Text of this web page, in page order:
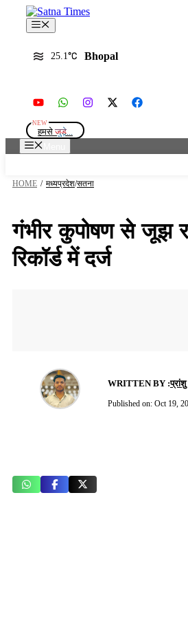
content
Menu
25.1 Bhopal
हमसे जुड़े...
HOME / मध्यप्रदेश/सतना
गंभीर कुपोषण से जूझ
रिकॉर्ड में दर्ज
WRITTEN BY :प्रांशु
Published on: Oct 19,